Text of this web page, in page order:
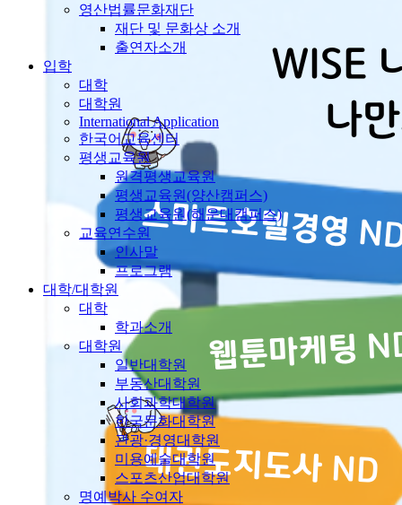
영산법률문화재단
재단 및 문화상 소개
출연자소개
입학
대학
대학원
International Application
한국어교육센터
평생교육원
원격평생교육원
평생교육원(양산캠퍼스)
평생교육원(해운대캠퍼스)
교육연수원
인사말
프로그램
대학/대학원
대학
학과소개
대학원
일반대학원
부동산대학원
사회과학대학원
한국문화대학원
관광·경영대학원
미용예술대학원
스포츠산업대학원
명예박사 수여자